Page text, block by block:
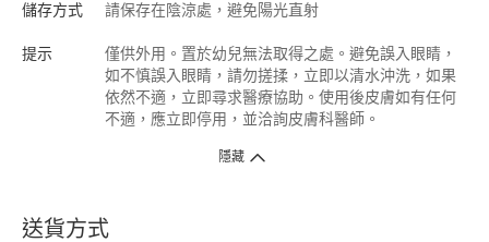
儲存方式 請保存在陰涼處，避免陽光直射
提示
僅供外用。置於幼兒無法取得之處。避免誤入眼睛，
如不慎誤入眼睛，請勿搓揉，立即以清水沖洗，如果
依然不適，立即尋求醫療協助。使用後皮膚如有任何
不適，應立即停用，並洽詢皮膚科醫師。
隱藏
送貨方式